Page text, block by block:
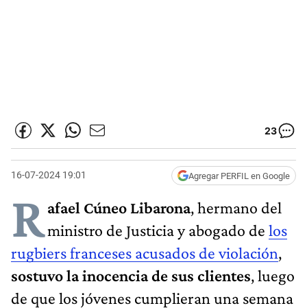
23
16-07-2024 19:01 Agregar PERFIL en Google
Rafael Cúneo Libarona, hermano del
ministro de Justicia y abogado de los
rugbiers franceses acusados de violación,
sostuvo la inocencia de sus clientes, luego
de que los jóvenes cumplieran una semana